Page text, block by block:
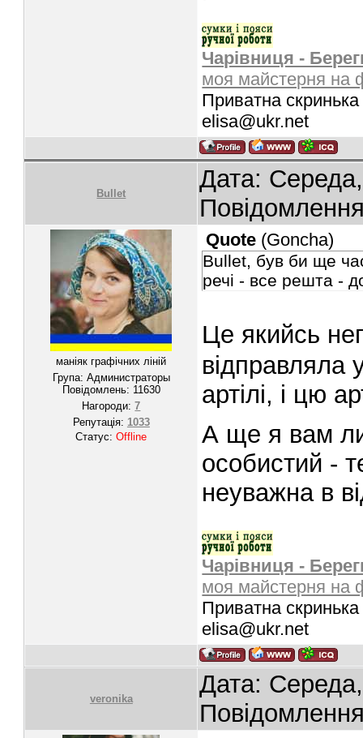
Чарівниця -
моя майстерня на
Приватна
elisa@ukr.net
Bullet
Дата:
маніяк графічних ліній
Група: Администраторы
Повідомлень: 11630
Нагороди:7
Репутація: 1033
Статус:Offline
Quote (Goncha)
Bullet, був би ще
речі - все решта -
Це якийсь
відправляла
артілі, і цю
А ще я вам
особистий -
неуважна в
Чарівниця -
моя майстерня на
Приватна
elisa@ukr.net
veronika
Дата: